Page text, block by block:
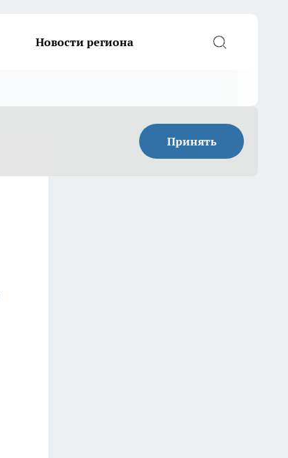
Новости региона
Принять